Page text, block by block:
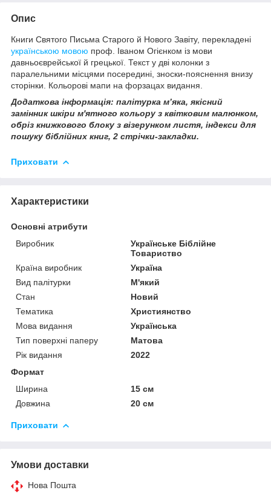
Опис
Книги Святого Письма Старого й Нового Завіту, перекладені
українською мовою проф. Іваном Огієнком із мови
давньоєврейської й грецької. Текст у дві колонки з
паралельними місцями посередині, зноски-пояснення внизу
сторінки. Кольорові мапи на форзацах видання.
Додаткова інформація: палітурка м’яка, якісний
замінник шкіри м'ятного кольору з квітковим малюнком,
обріз книжкового блоку з візерунком листя, індекси для
пошуку біблійних книг, 2 стрічки-закладки.
Приховати
Характеристики
Основні атрибути
Виробник
Українське Біблійне
Товариство
Країна виробник
Україна
Вид палітурки
М'який
Стан
Новий
Тематика
Християнство
Мова видання
Українська
Тип поверхні паперу
Матова
Рік видання
2022
Формат
Ширина
15 см
Довжина
20 см
Приховати
Умови доставки
Нова Пошта